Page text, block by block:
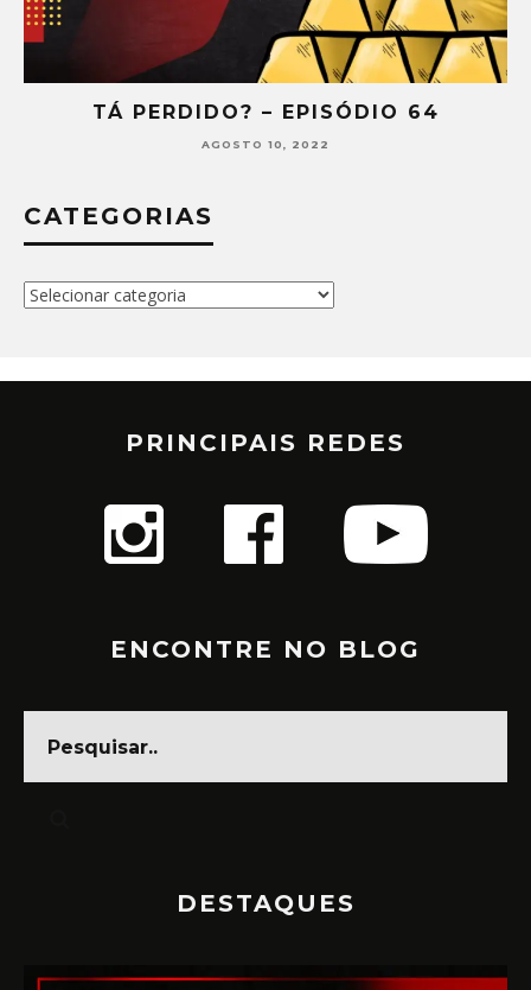
TÁ PERDIDO? – EPISÓDIO 64
AGOSTO 10, 2022
CATEGORIAS
Categorias
PRINCIPAIS REDES
ENCONTRE NO BLOG
DESTAQUES